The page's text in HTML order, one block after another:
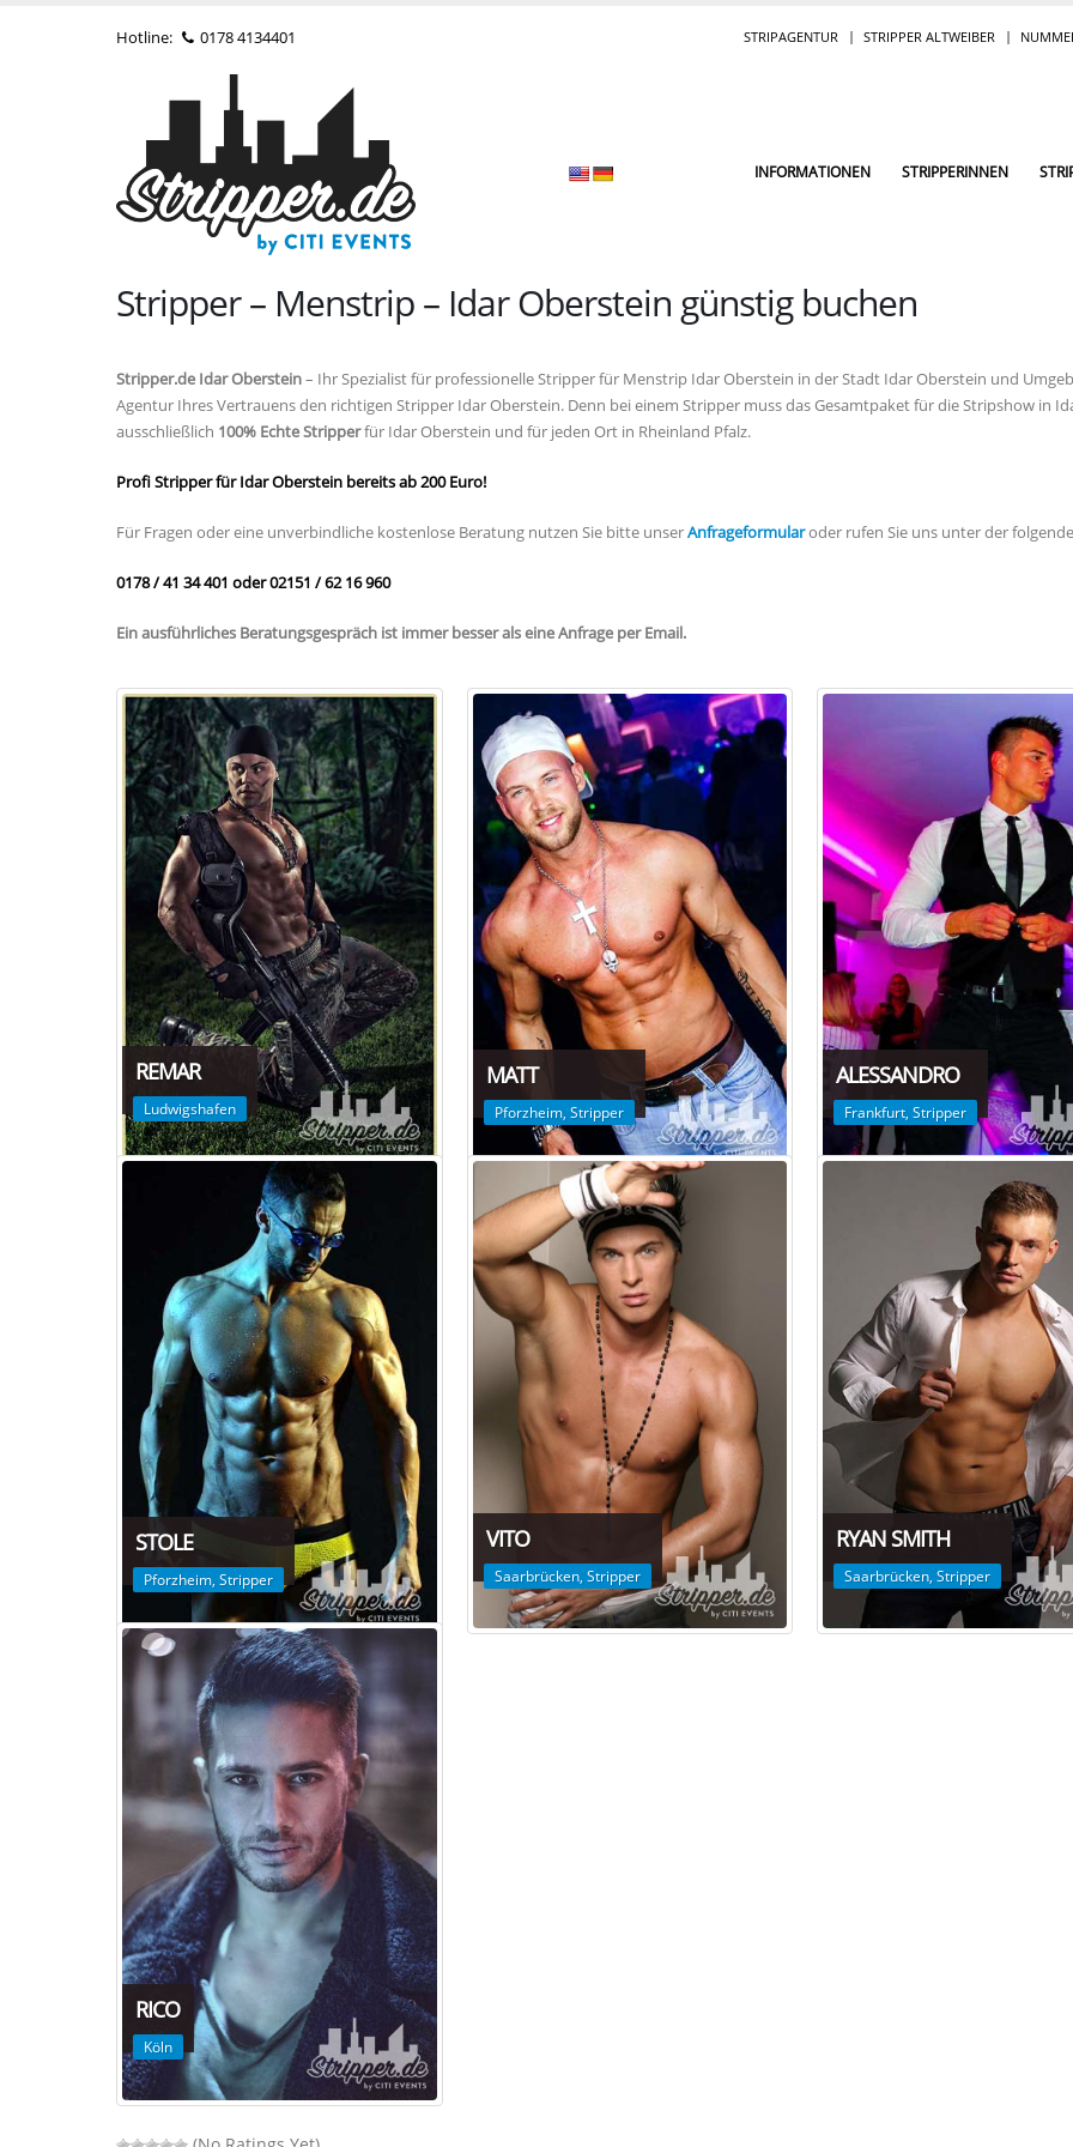
Hotline: 0178 4134401 STRIPAGENTUR STRIPPER ALTWEIBER
INFORMATIONEN STRIPPERINNEN
Stripper – Menstrip – Idar Oberstein günstig buchen
Stripper.de Idar Oberstein– Ihr Spezialist für professionelle Stripper für Menstrip Idar Oberstein in der Stadt Idar Oberstein und
Agentur Ihres Vertrauens den richtigen Stripper Idar Oberstein. Denn bei einem Stripper muss das Gesamtpaket für die Stripshow in
ausschließlich 100% Echte Stripperfür Idar Oberstein und für jeden Ort in Rheinland Pfalz.
Profi Stripper für Idar Oberstein bereits ab 200 Euro!
Für Fragen oder eine unverbindliche kostenlose Beratung nutzen Sie bitte unserAnfrageformularoder rufen Sie uns unter der
0178 / 41 34 401 oder 02151 / 62 16 960
Ein ausführliches Beratungsgespräch ist immer besser als eine Anfrage per Email.
REMAR
Ludwigshafen
MATT
Pforzheim, Stripper
ALESSANDRO
Frankfurt, Stripper
STOLE
Pforzheim, Stripper
VITO
Saarbrücken, Stripper
RYAN SMITH
Saarbrücken, Stripper
RICO
Köln